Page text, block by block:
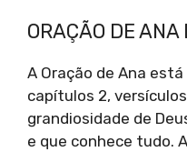
ORAÇÃO DE
A Oração de Ana está
capítulos 2,
grandiosidade de
e que conhece tudo.